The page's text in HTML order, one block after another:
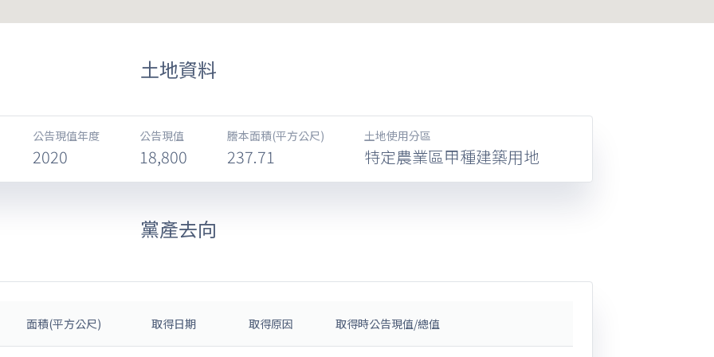
土地資料
公告現值年度
2020
公告現值
18,800
謄本面積(平方公尺)
237.71
土地使用分區
特定農業區甲種建築用地
黨產去向
面積(平方公尺) 取得日期 取得原因 取得時公告現值/總值